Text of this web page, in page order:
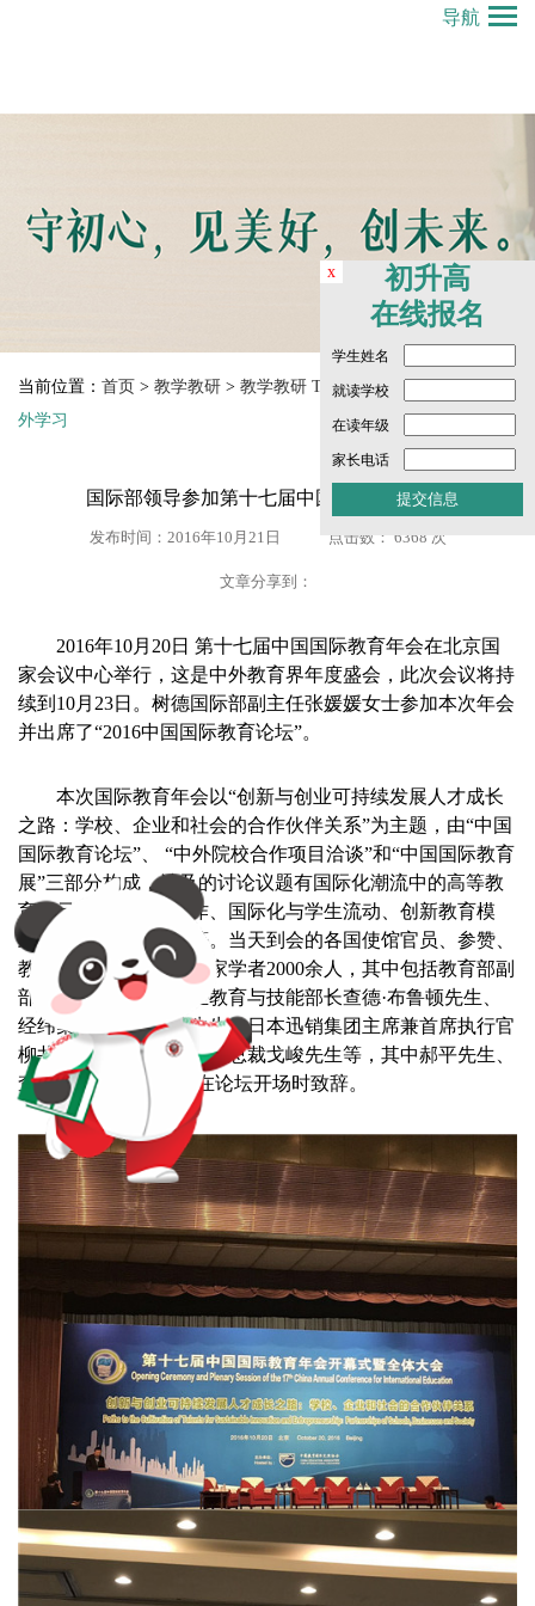
x
初升高
在线报名
学生姓名
就读学校
在读年级
家长电话
导航
当前位置： 首页 > 教学教研 > 教学教研 Teaching and Research
外学习
国际部领导参加第十七届中国国际教育年会
发布时间：2016年10月21日 点击数： 6368 次
文章分享到：
2016年10月20日 第十七届中国国际教育年会在北京国
家会议中心举行，这是中外教育界年度盛会，此次会议将持
续到10月23日。树德国际部副主任张媛媛女士参加本次年会
并出席了“2016中国国际教育论坛”。
本次国际教育年会以“创新与创业可持续发展人才成长
之路：学校、企业和社会的合作伙伴关系”为主题，由“中国
国际教育论坛”、 “中外院校合作项目洽谈”和“中国国际教育
展”三部分构成，涉及的讨论议题有国际化潮流中的高等教
育多元发展与全面合作、国际化与学生流动、创新教育模
式、培养国际化人才等。当天到会的各国使馆官员、参赞、
教育界、企业等各界专家学者2000余人，其中包括教育部副
部长郝平先生、爱尔兰教育与技能部长查德·布鲁顿先生、
经纬集团主席陈经纬先生、日本迅销集团主席兼首席执行官
柳井正先生、苹果公司副总裁戈峻先生等，其中郝平先生、
查德·布鲁顿先生分别在论坛开场时致辞。